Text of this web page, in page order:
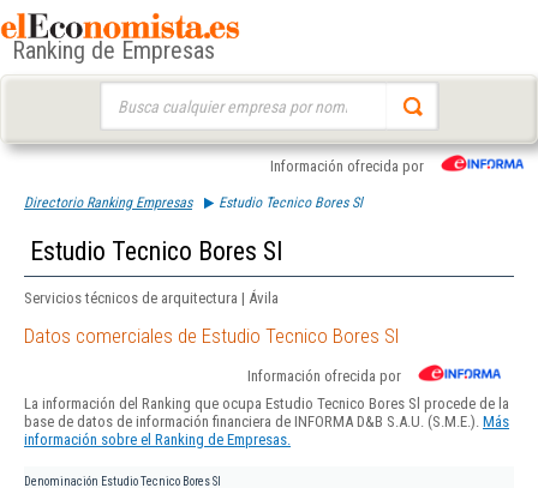
Ranking de Empresas
Información ofrecida por
Directorio Ranking Empresas Estudio Tecnico Bores Sl
Estudio Tecnico Bores Sl
Servicios técnicos de arquitectura | Ávila
Datos comerciales de Estudio Tecnico Bores Sl
Información ofrecida por
La información del Ranking que ocupa Estudio Tecnico Bores Sl procede de la
base de datos de información financiera de INFORMA D&B S.A.U. (S.M.E.). Más
información sobre el Ranking de Empresas.
Denominación Estudio Tecnico Bores Sl